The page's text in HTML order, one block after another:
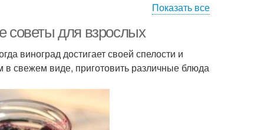
маринаде
Показать все
советы для взрослых
виноград достигает своей спелости и
свежем виде, приготовить различные блюда